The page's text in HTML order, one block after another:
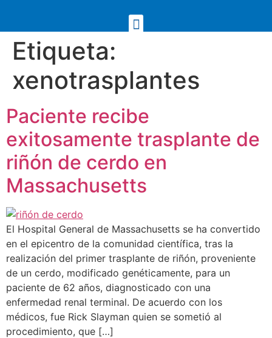
Etiqueta:
xenotrasplantes
Paciente recibe
exitosamente trasplante de
riñón de cerdo en
Massachusetts
El Hospital General de Massachusetts se ha convertido
en el epicentro de la comunidad científica, tras la
realización del primer trasplante de riñón, proveniente
de un cerdo, modificado genéticamente, para un
paciente de 62 años, diagnosticado con una
enfermedad renal terminal. De acuerdo con los
médicos, fue Rick Slayman quien se sometió al
procedimiento, que […]